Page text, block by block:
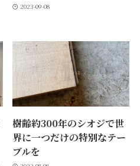
2023-09-08
樹齢約300年のシオジで世
界に一つだけの特別なテー
ブルを